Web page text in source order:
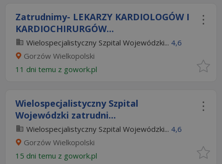
Zatrudnimy- LEKARZY KARDIOLOGÓW I
KARDIOCHIRURGÓW...
Wielospecjalistyczny Szpital Wojewódzki... 4,6
Gorzów Wielkopolski
11 dni temu z gowork.pl
Wielospecjalistyczny Szpital
Wojewódzki zatrudni...
Wielospecjalistyczny Szpital Wojewódzki... 4,6
Gorzów Wielkopolski
15 dni temu z gowork.pl